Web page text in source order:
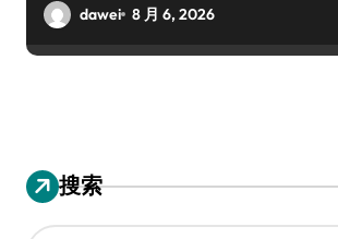
dawei 8 月 6, 2026
搜索